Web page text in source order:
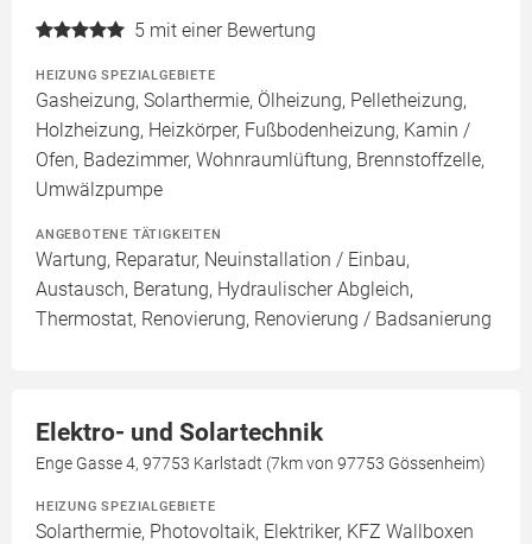
5 mit einer Bewertung
HEIZUNG SPEZIALGEBIETE
Gasheizung, Solarthermie, Ölheizung, Pelletheizung,
Holzheizung, Heizkörper, Fußbodenheizung, Kamin /
Ofen, Badezimmer, Wohnraumlüftung, Brennstoffzelle,
Umwälzpumpe
ANGEBOTENE TÄTIGKEITEN
Wartung, Reparatur, Neuinstallation / Einbau,
Austausch, Beratung, Hydraulischer Abgleich,
Thermostat, Renovierung, Renovierung / Badsanierung
Elektro- und Solartechnik
Enge Gasse 4, 97753 Karlstadt (7km von 97753 Gössenheim)
HEIZUNG SPEZIALGEBIETE
Solarthermie, Photovoltaik, Elektriker, KFZ Wallboxen